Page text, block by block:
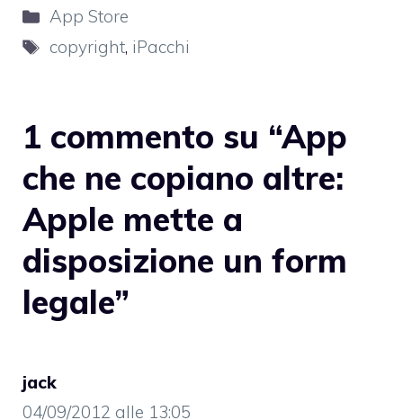
Categorie
App Store
Tag
copyright, iPacchi
1 commento su “App
che ne copiano altre:
Apple mette a
disposizione un form
legale”
jack
04/09/2012 alle 13:05